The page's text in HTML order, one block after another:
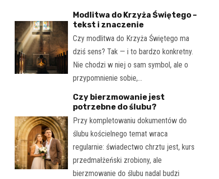
Modlitwa do Krzyża Świętego –
tekst i znaczenie
Czy modlitwa do Krzyża Świętego ma
dziś sens? Tak — i to bardzo konkretny.
Nie chodzi w niej o sam symbol, ale o
przypomnienie sobie,…
Czy bierzmowanie jest
potrzebne do ślubu?
Przy kompletowaniu dokumentów do
ślubu kościelnego temat wraca
regularnie: świadectwo chrztu jest, kurs
przedmałżeński zrobiony, ale
bierzmowanie do ślubu nadal budzi